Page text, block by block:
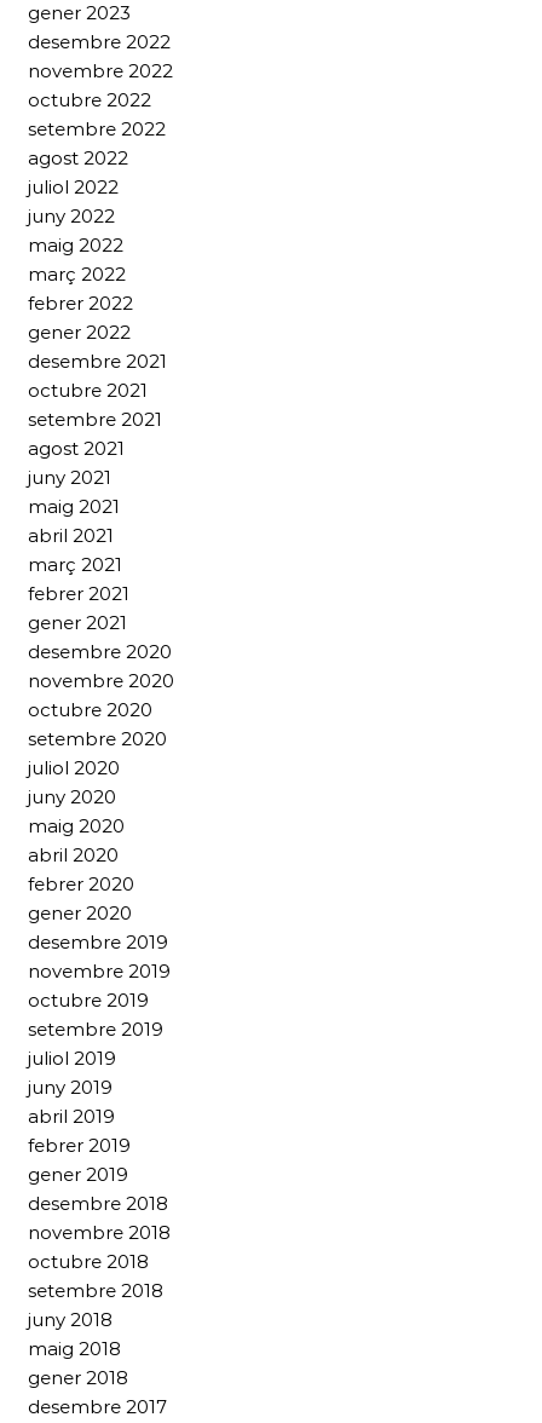
gener 2023
desembre 2022
novembre 2022
octubre 2022
setembre 2022
agost 2022
juliol 2022
juny 2022
maig 2022
març 2022
febrer 2022
gener 2022
desembre 2021
octubre 2021
setembre 2021
agost 2021
juny 2021
maig 2021
abril 2021
març 2021
febrer 2021
gener 2021
desembre 2020
novembre 2020
octubre 2020
setembre 2020
juliol 2020
juny 2020
maig 2020
abril 2020
febrer 2020
gener 2020
desembre 2019
novembre 2019
octubre 2019
setembre 2019
juliol 2019
juny 2019
abril 2019
febrer 2019
gener 2019
desembre 2018
novembre 2018
octubre 2018
setembre 2018
juny 2018
maig 2018
gener 2018
desembre 2017